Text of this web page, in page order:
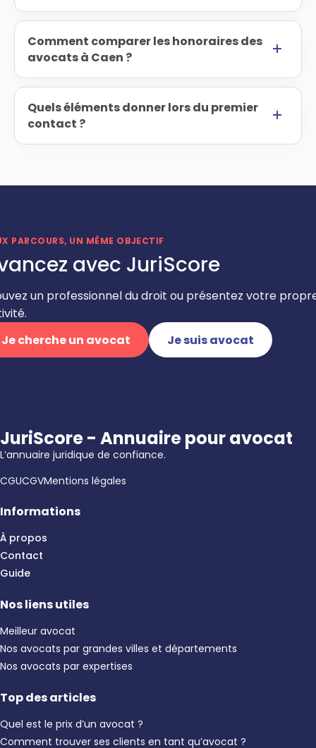
Comment comparer les honoraires des
avocats à Caen ?
Quels éléments donner lors du premier
contact ?
PARCOURS, UN MÊME OBJECTIF
avec JuriScore
un professionnel du droit ou présentez votre
Je cherche un avocat
Je suis avocat
JuriScore - Annuaire pour avocat
L’annuaire juridique de confiance.
CGUCGVMentions légales
Informations
À propos
Contact
Guide
Nos liens utiles
Meilleur avocat
Nos avocats par grandes villes et départements
Nos avocats par expertises
Top des articles
Quel est le prix d’un avocat ?
Comment trouver ses clients en tant qu’avocat ?